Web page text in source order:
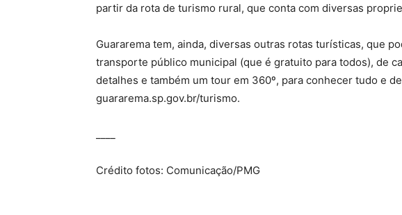
partir da rota de turismo rural, que conta com diversas
Guararema tem, ainda, diversas outras rotas turísticas, que
transporte público municipal (que é gratuito para todos), de
detalhes e também um tour em 360º, para conhecer tudo e
guararema.sp.gov.br/turismo.
Crédito fotos: Comunicação/PMG